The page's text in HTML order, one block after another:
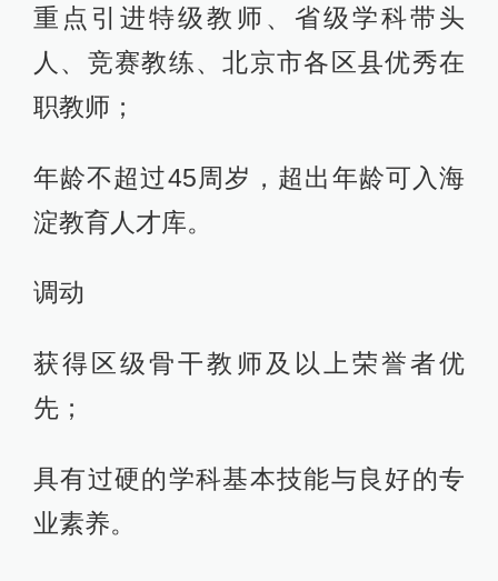
重点引进特级教师、省级学科带头
人、竞赛教练、北京市各区县优秀在
职教师；
年龄不超过45周岁，超出年龄可入海
淀教育人才库。
调动
获得区级骨干教师及以上荣誉者优
先；
具有过硬的学科基本技能与良好的专
业素养。